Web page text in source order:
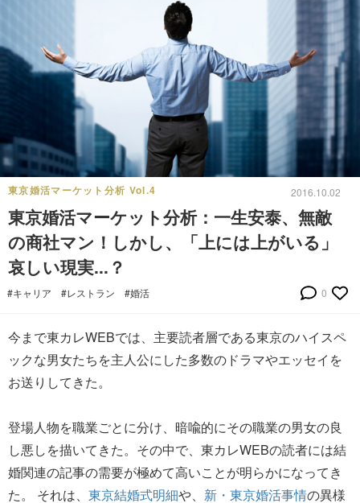
東京婚活マーケット分析 Vol.4 2016.10.02
東京婚活マーケット分析：一生安泰、無敵
の商社マン！しかし、「上には上がいる」
哀しい現実...？
#キャリア #レストラン #婚活 0
今まで東カレWEBでは、主要読者層である東京のハイスペ
ックな男女たちを主人公にした多数のドラマやエッセイを
お送りしてきた。
登場人物を職業ごとに分け、暗喩的にその職業の男女の良
し悪しを描いてきた。その中で、東カレWEBの読者には結
婚関連の記事の需要が極めて高いことが明らかになってき
た。 それは、 東京結婚式明細や、 新・東京婚活事情の異様